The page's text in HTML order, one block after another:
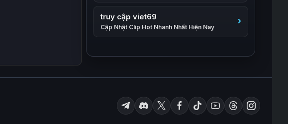
truy cập viet69
Cập Nhật Clip Hot Nhanh Nhất Hiện Nay